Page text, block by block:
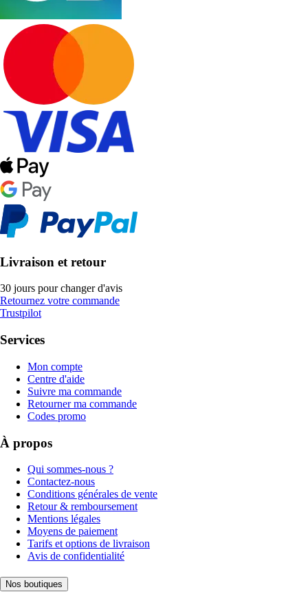
Livraison et retour
30 jours pour changer d'avis
Retournez votre commande
Trustpilot
Services
Mon compte
Centre d'aide
Suivre ma commande
Retourner ma commande
Codes promo
À propos
Qui sommes-nous ?
Contactez-nous
Conditions générales de vente
Retour & remboursement
Mentions légales
Moyens de paiement
Tarifs et options de livraison
Avis de confidentialité
Nos boutiques